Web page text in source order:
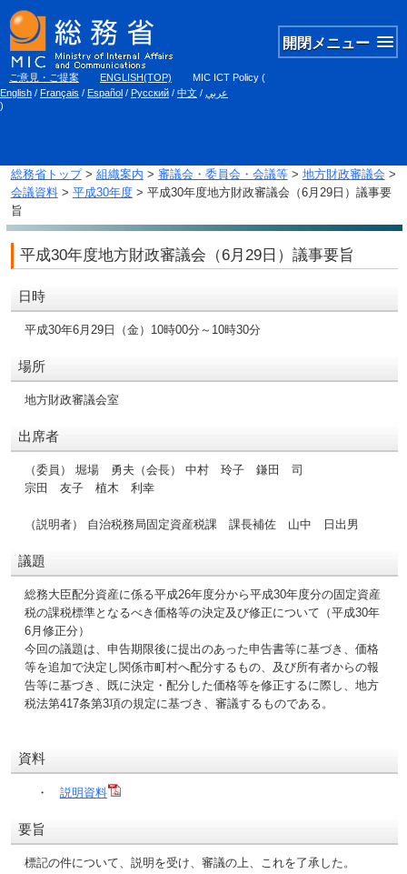
開閉メニュー
ご意見・ご提案 ENGLISH(TOP) MIC ICT Policy (
English / Français / Español / Русский / 中文 / عربي
)
総務省トップ> 組織案内 > 審議会・委員会・会議等> 地方財政審議会 >
会議資料> 平成30年度> 平成30年度地方財政審議会（6月29日）議事要
旨
平成30年度地方財政審議会（6月29日）議事要旨
日時
平成30年6月29日（金）10時00分～10時30分
場所
地方財政審議会室
出席者
（委員） 堀場 勇夫（会長） 中村 玲子 鎌田 司
宗田 友子 植木 利幸
（説明者） 自治税務局固定資産税課 課長補佐 山中 日出男
議題
総務大臣配分資産に係る平成26年度分から平成30年度分の固定資産
税の課税標準となるべき価格等の決定及び修正について（平成30年
6月修正分）
今回の議題は、申告期限後に提出のあった申告書等に基づき、価格
等を追加で決定し関係市町村へ配分するもの、及び所有者からの報
告等に基づき、既に決定・配分した価格等を修正するに際し、地方
税法第417条第3項の規定に基づき、審議するものである。
資料
・ 説明資料
要旨
標記の件について、説明を受け、審議の上、これを了承した。